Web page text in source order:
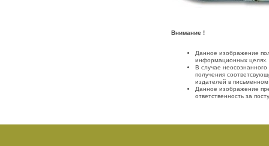
Внимание !
Данное изображение
информационных целях.
В случае
получения
издателей в
Данное изображение
ответственность за